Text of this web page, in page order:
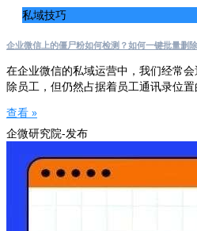
私域技巧
企业微信上的僵尸粉如何检测？如何一键批量删
在企业微信的私域运营中，我们经常
除员工，但仍然占据着员工通讯录位置
查看 »
企微研究院-发布